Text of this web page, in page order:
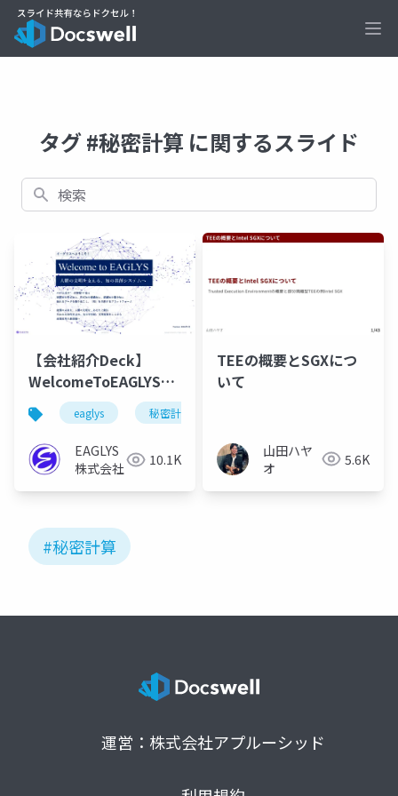
タグ #秘密計算 に関するスライド
検索
【会社紹介Deck】
WelcomeToEAGLYS_202601
(HP掲載)eaglys 秘密計算
EAGLYS
株式会社
10.1K
TEEの概要とSGXにつ
いて
山田ハヤ
オ
5.6K
#秘密計算
運営：株式会社アプルーシッド